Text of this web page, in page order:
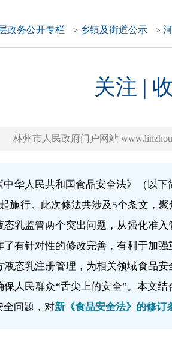
政务公开专栏 > 乡镇及街道公示 >
关注 |
林州市人民政府门户网站
中华人民共和国食品安全法》（以
施行。 此次修法共涉及5个条文，
态乳监管两个突出问题，从强化准
了有针对性的修改完善，有利于加
液态乳注册管理，为相关领域食品
保人民群众“舌尖上的安全”。本文
全问题，对新《食品安全法》的修订